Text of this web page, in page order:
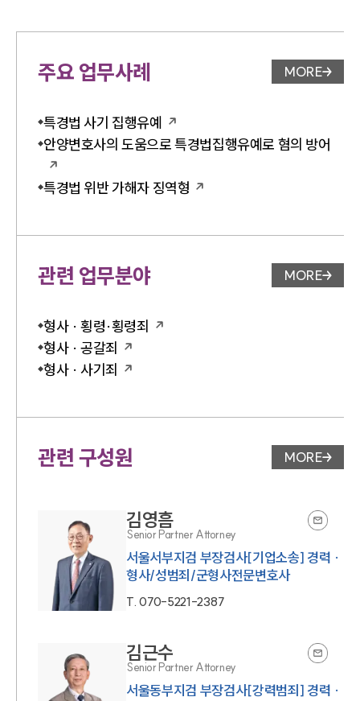
주요 업무사례 업무사례
MORE
특경법 사기 집행유예
안양변호사의 도움으로 특경법집행유예로 혐의 방어
특경법 위반 가해자 징역형
관련 업무분야 업무분야
MORE
형사 · 횡령·횡령죄
형사 · 공갈죄
형사 · 사기죄
관련 구성원 변호사 페
MORE
김영흠
Senior Partner Attorney
서울서부지검 부장검사[기업소송] 경력 ·
형사/성범죄/군형사전문변호사
T.070-5221-2387
김근수
Senior Partner Attorney
서울동부지검 부장검사[강력범죄] 경력 ·